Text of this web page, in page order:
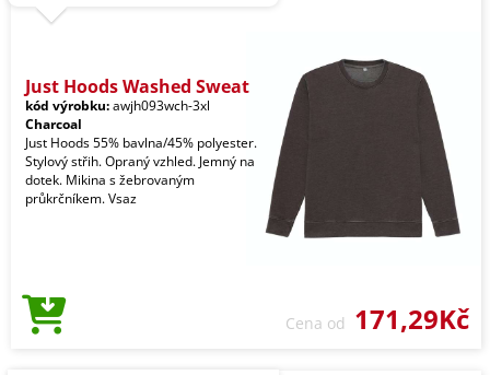
Just Hoods Washed Sweat
kód výrobku:awjh093wch-3xl
Charcoal
Just Hoods 55% bavlna/45% polyester.
Stylový střih. Opraný vzhled. Jemný na
dotek. Mikina s žebrovaným
průkrčníkem. Vsaz
Cena od 171,29Kč